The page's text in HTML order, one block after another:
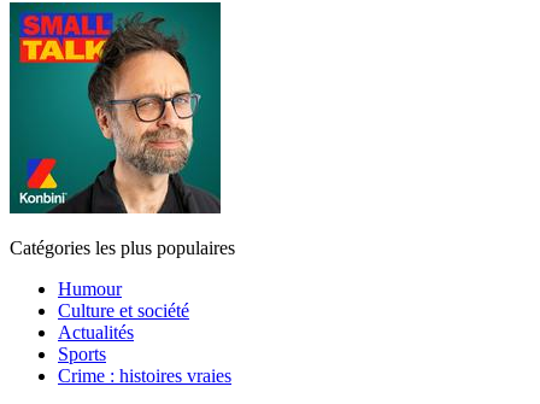
Catégories les plus populaires
Humour
Culture et société
Actualités
Sports
Crime : histoires vraies